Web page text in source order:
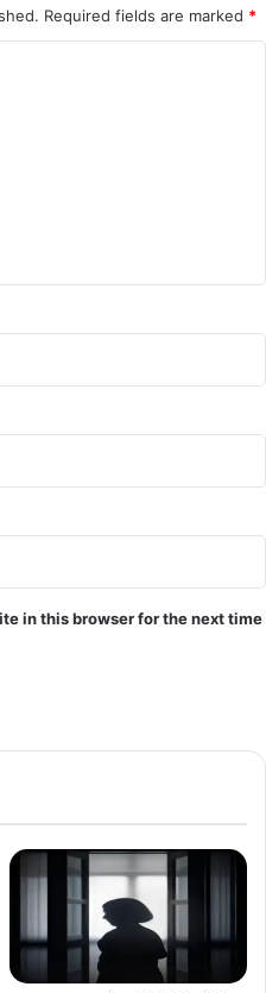
Required fields are marked *
in this browser for the next time